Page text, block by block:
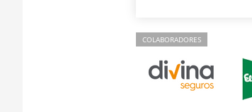
COLABORADORES